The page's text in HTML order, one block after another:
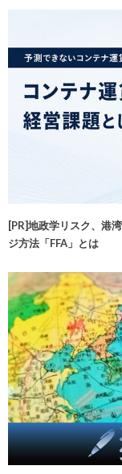
[PR]地政学リスク、港
ジ方法「FFA」とは